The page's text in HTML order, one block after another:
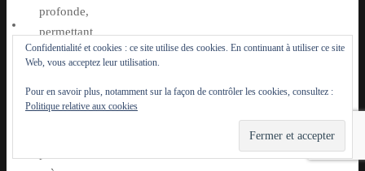
profonde,
permettant
d’alimenter
de
260 000
Confidentialité et cookies : ce site utilise des cookies. En continuant à utiliser ce site
Web, vous acceptez leur utilisation.
Pour en savoir plus, notamment sur la façon de contrôler les cookies, consultez :
Politique relative aux cookies